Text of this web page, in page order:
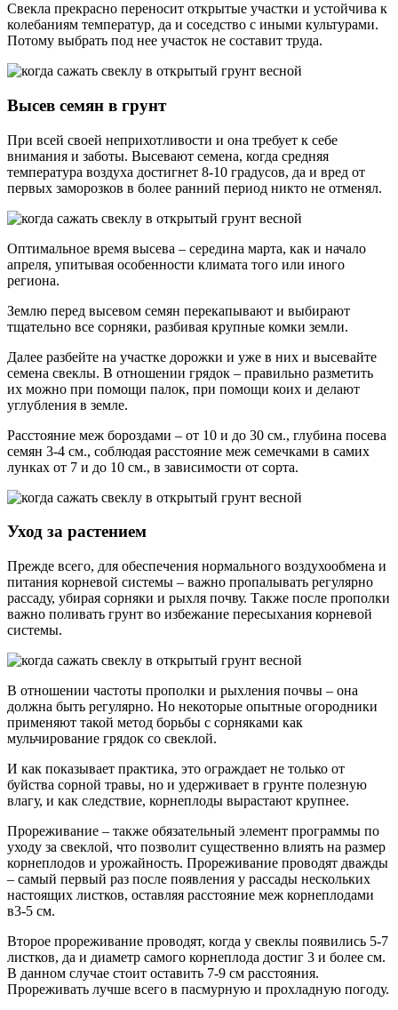
Свекла прекрасно переносит открытые участки и устойчива к
колебаниям температур, да и соседство с иными культурами.
Потому выбрать под нее участок не составит труда.
Высев семян в грунт
При всей своей неприхотливости и она требует к себе
внимания и заботы. Высевают семена, когда средняя
температура воздуха достигнет 8-10 градусов, да и вред от
первых заморозков в более ранний период никто не отменял.
Оптимальное время высева – середина марта, как и начало
апреля, упитывая особенности климата того или иного
региона.
Землю перед высевом семян перекапывают и выбирают
тщательно все сорняки, разбивая крупные комки земли.
Далее разбейте на участке дорожки и уже в них и высевайте
семена свеклы. В отношении грядок – правильно разметить
их можно при помощи палок, при помощи коих и делают
углубления в земле.
Расстояние меж бороздами – от 10 и до 30 см., глубина посева
семян 3-4 см., соблюдая расстояние меж семечками в самих
лунках от 7 и до 10 см., в зависимости от сорта.
Уход за растением
Прежде всего, для обеспечения нормального воздухообмена и
питания корневой системы – важно пропалывать регулярно
рассаду, убирая сорняки и рыхля почву. Также после прополки
важно поливать грунт во избежание пересыхания корневой
системы.
В отношении частоты прополки и рыхления почвы – она
должна быть регулярно. Но некоторые опытные огородники
применяют такой метод борьбы с сорняками как
мульчирование грядок со свеклой.
И как показывает практика, это ограждает не только от
буйства сорной травы, но и удерживает в грунте полезную
влагу, и как следствие, корнеплоды вырастают крупнее.
Прореживание – также обязательный элемент программы по
уходу за свеклой, что позволит существенно влиять на размер
корнеплодов и урожайность. Прореживание проводят дважды
– самый первый раз после появления у рассады нескольких
настоящих листков, оставляя расстояние меж корнеплодами
в3-5 см.
Второе прореживание проводят, когда у свеклы появились 5-7
листков, да и диаметр самого корнеплода достиг 3 и более см.
В данном случае стоит оставить 7-9 см расстояния.
Прореживать лучше всего в пасмурную и прохладную погоду.